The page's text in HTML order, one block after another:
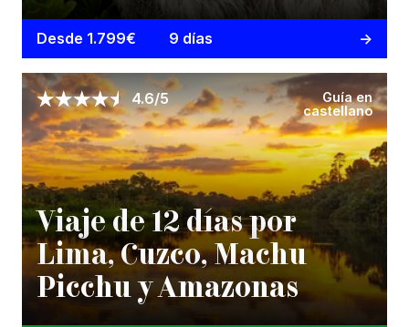
Desde 1.799€ 9 días
4.6/5
Guía en
castellano
Viaje de 12 días por
Lima, Cuzco, Machu
Picchu y Amazonas